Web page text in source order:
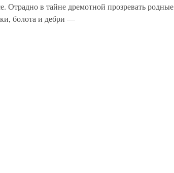
Отрадно в тайне дремотной прозревать родные
болота и дебри —